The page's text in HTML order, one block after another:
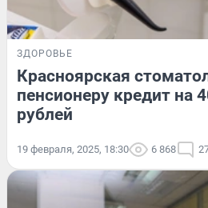
ЗДОРОВЬЕ
Красноярская
пенсионеру кредит на
рублей
19 февраля, 2025, 18:30 6 868